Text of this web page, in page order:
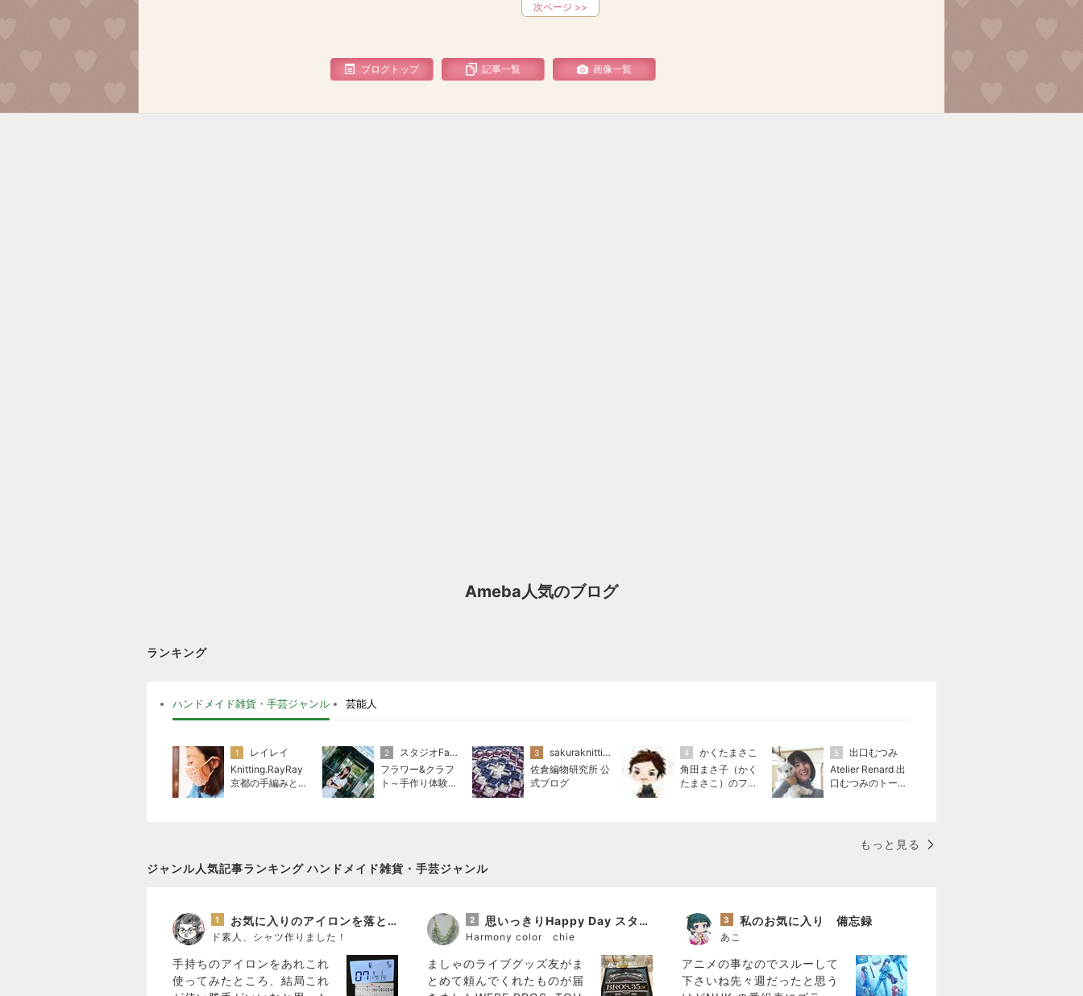
次ページ >>
ブログトップ 記事一覧 画像一覧
Ameba人気のブログ
ランキング
ハンドメイド雑貨・手芸ジャンル 芸能人
1
レイレイ
Knitting.RayRay
京都の手編みと機
2
スタジオFabulous Rose 上村良子
フラワー&クラフ
ト～手作り体験教
3
sakuraknittinglab
佐倉編物研究所 公
式ブログ
4
かくたまさこ
角田まさ子（かく
たまさこ）のファ
5
出口むつみ
Atelier Renard 出
口むつみのトール
もっと見る
ジャンル人気記事ランキング ハンドメイド雑貨・手芸ジャンル
1 お気に入りのアイロンを落として壊した話とシェルタックをブラインドステッチで縫う話
ド素人、シャツ作りました！
手持ちのアイロンをあれこれ
使ってみたところ、結局これ
2 思いっきりHappy Day スタート☆ましゃのライブグッズ＆コーデ〜ライブの前の出来事♪
Harmony color chie
ましゃのライブグッズ友がま
とめて頼んでくれたものが届
3 私のお気に入り 備忘録
あこ
アニメの事なのでスルーして
下さいね先々週だったと思う